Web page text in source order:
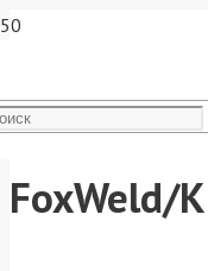
Ролик
FoxWeld/